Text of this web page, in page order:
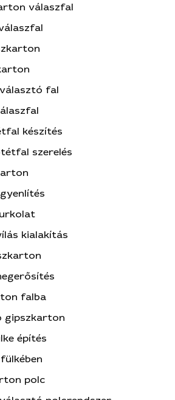
válaszfal
fal
készítés
szerelés
kialakítás
falba
gipszkarton
építés
polc